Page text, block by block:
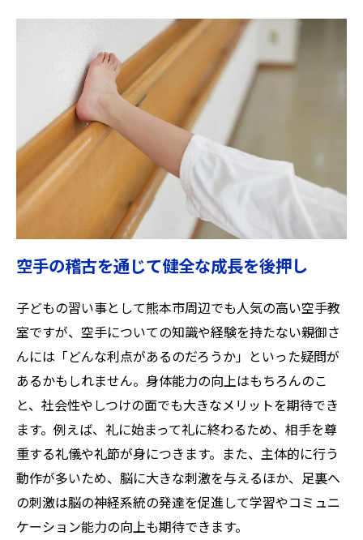
空手の稽古を通じて健全な成長を後押し
子どもの習い事として熊本市周辺でも人気の高い空手教
室ですが、空手についての知識や経験を持たない親御さ
んには「どんな利点があるのだろうか」といった疑問が
あるかもしれません。身体能力の向上はもちろんのこ
と、社会性やしつけの面でも大きなメリットを期待でき
ます。例えば、礼に始まって礼に終わるため、相手を尊
重する礼儀や礼節が身につきます。また、主体的に行う
動作が多いため、脳に大きな刺激を与えるほか、足裏へ
の刺激は脳の神経系統の発達を促進して学習やコミュニ
ケーション能力の向上も期待できます。